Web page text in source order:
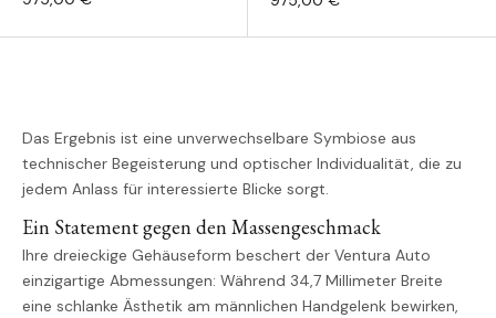
Das Ergebnis ist eine unverwechselbare Symbiose aus
technischer Begeisterung und optischer Individualität, die zu
jedem Anlass für interessierte Blicke sorgt.
Ein Statement gegen den Massengeschmack
Ihre dreieckige Gehäuseform beschert der Ventura Auto
einzigartige Abmessungen: Während 34,7 Millimeter Breite
eine schlanke Ästhetik am männlichen Handgelenk bewirken,